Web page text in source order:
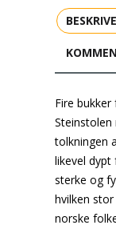
Fire
Steinstolen
tolkningen
likevel dypt
sterke og
hvilken
norske